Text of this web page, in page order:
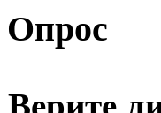
Опрос
Верите